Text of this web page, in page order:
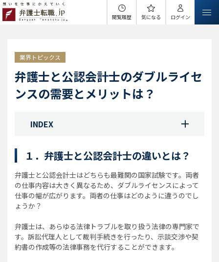
閲覧履歴 気になる ログイン
業界トピックス
弁護士と公認会計士のダブルライセ
ンスの需要とメリットは？
INDEX
１．弁護士と公認会計士の違いとは？
弁護士と公認会計士はどちらも最難関の国家試験です。両者
の仕事内容は大きく異なるため、ダブルライセンスによって
仕事の幅が広がります。両者の仕事はどのように違うのでし
ょうか？
弁護士は、あらゆる法律トラブルを取り扱う法律の専門家で
す。訴訟代理人として裁判手続きを行ったり、示談交渉や契
約書の作成等の法律事務を代行することができます。